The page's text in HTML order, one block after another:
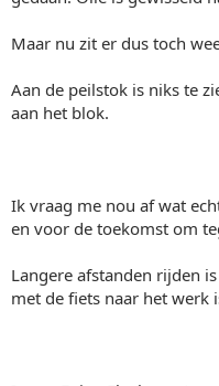
Maar nu zit er dus toch
Aan de peilstok is niks te
aan het blok.
Ik vraag me nou af wat
en voor de toekomst om
Langere afstanden rijden
met de fiets naar het werk